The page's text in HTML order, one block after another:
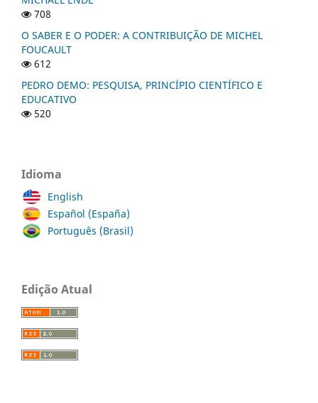
708
O SABER E O PODER: A CONTRIBUIÇÃO DE MICHEL
FOUCAULT
612
PEDRO DEMO: PESQUISA, PRINCÍPIO CIENTÍFICO E
EDUCATIVO
520
Idioma
English
Español (España)
Português (Brasil)
Edição Atual